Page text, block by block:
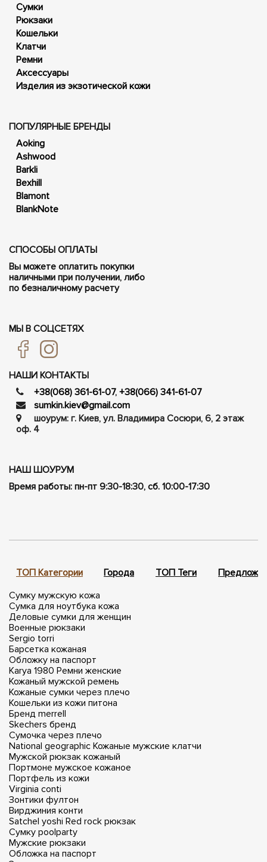
Сумки
Рюкзаки
Кошельки
Клатчи
Ремни
Аксессуары
Изделия из экзотической кожи
ПОПУЛЯРНЫЕ БРЕНДЫ
Aoking
Ashwood
Barkli
Bexhill
Blamont
BlankNote
СПОСОБЫ ОПЛАТЫ
Вы можете оплатить покупки
наличными при получении, либо
по безналичному расчету
МЫ В СОЦСЕТЯХ
НАШИ КОНТАКТЫ
+38(068) 361-61-07, +38(066) 341-61-07
sumkin.kiev@gmail.com
шоурум: г. Киев, ул. Владимира Сосюри, ​​6, 2 этаж
оф. 4
НАШ ШОУРУМ
Время работы: пн-пт 9:30-18:30, сб. 10:00-17:30
ТОП Категории Города ТОП Теги
Сумку мужскую кожа
Сумка для ноутбука кожа
Деловые сумки для женщин
Военные рюкзаки
Sergio torri
Барсетка кожаная
Обложку на паспорт
Karya 1980 Ремни женские
Кожаный мужской ремень
Кожаные сумки через плечо
Кошельки из кожи питона
Бренд merrell
Skechers бренд
Сумочка через плечо
National geographic Кожаные мужские клатчи
Мужской рюкзак кожаный
Портмоне мужское кожаное
Портфель из кожи
Virginia conti
Зонтики фултон
Вирджиния конти
Satchel yoshi Red rock рюкзак
Сумку poolparty
Мужские рюкзаки
Обложка на паспорт